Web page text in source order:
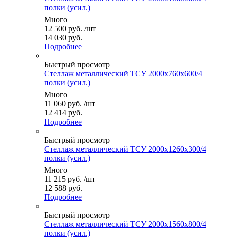
полки (усил.)
Много
12 500 руб. /шт
14 030 руб.
Подробнее
Быстрый просмотр
Стеллаж металлический ТСУ 2000x760x600/4
полки (усил.)
Много
11 060 руб. /шт
12 414 руб.
Подробнее
Быстрый просмотр
Стеллаж металлический ТСУ 2000x1260x300/4
полки (усил.)
Много
11 215 руб. /шт
12 588 руб.
Подробнее
Быстрый просмотр
Стеллаж металлический ТСУ 2000x1560x800/4
полки (усил.)